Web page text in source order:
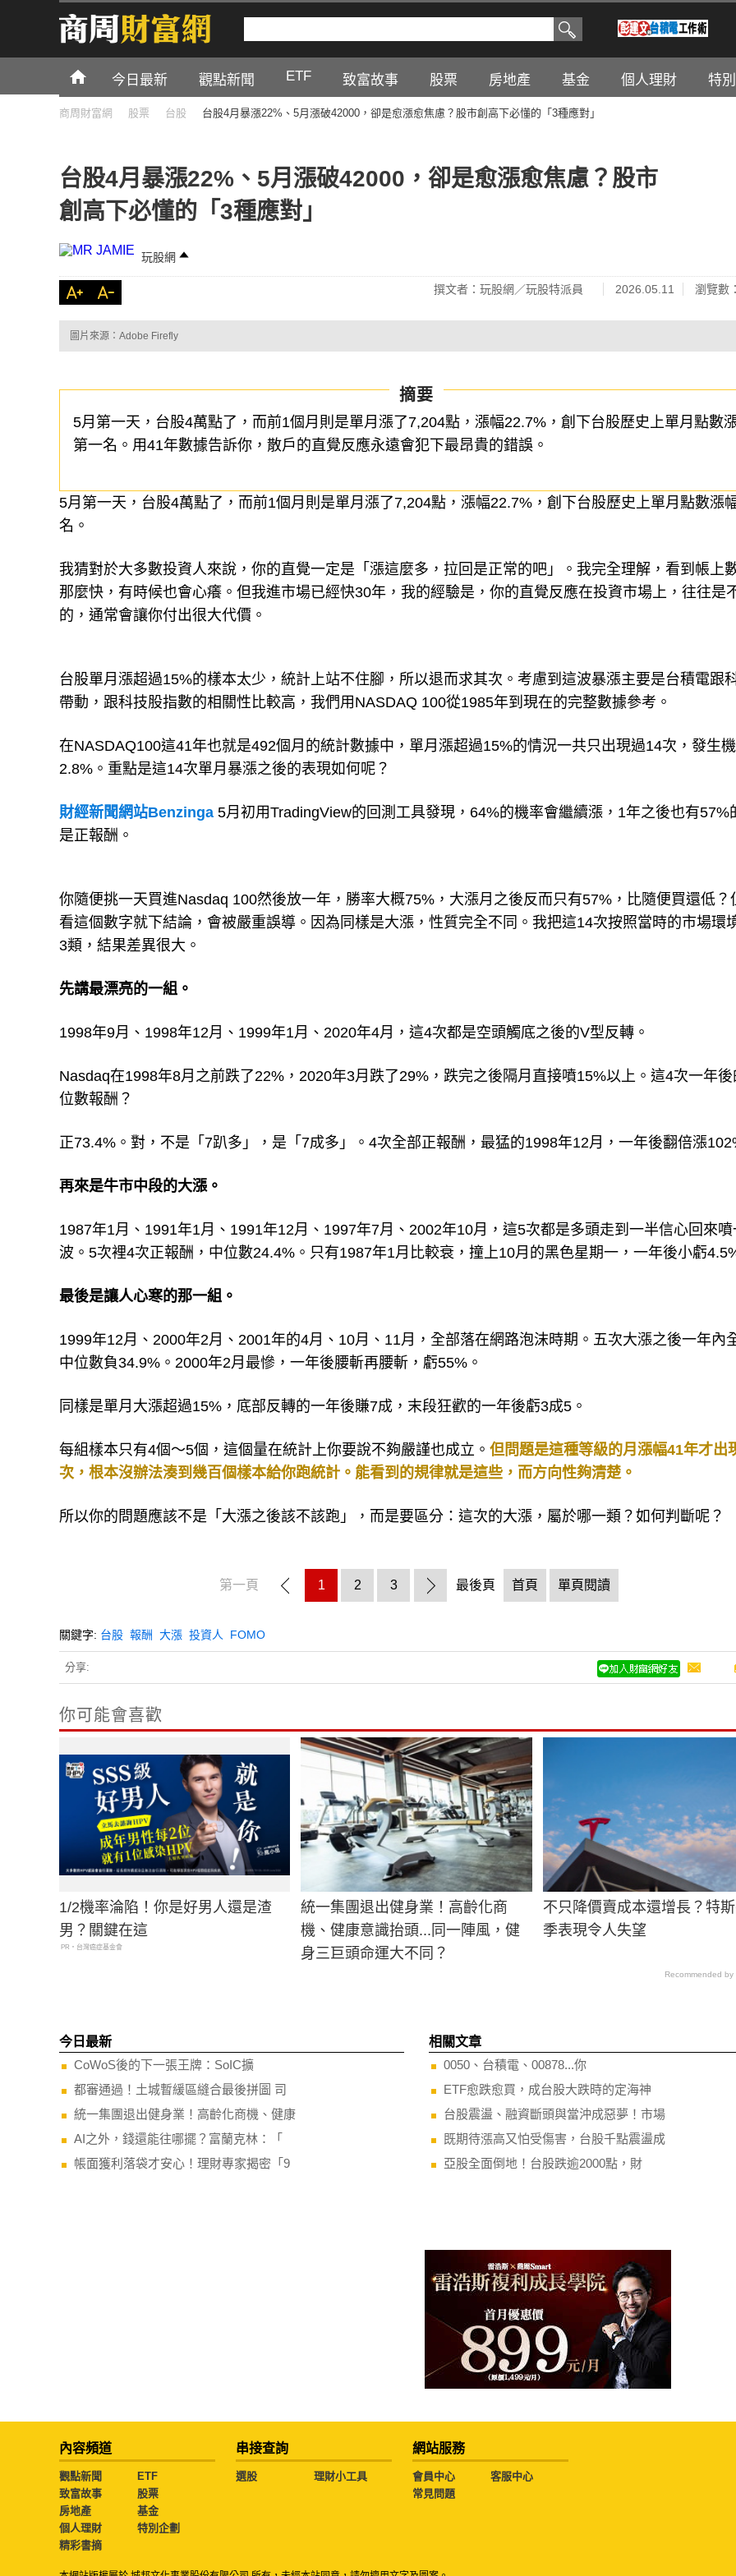
今日最新 觀點新聞 ETF 致富故事 股票 房地產 基金 個人理財 特
商周財富網 股票 台股 台股4月暴漲22%、5月漲破42000，卻是愈漲愈焦慮？股市創高下必懂的「3種應對」
台股4月暴漲22%、5月漲破42000，卻是愈漲愈焦慮？股市
創高下必懂的「3種應對」
玩股網
撰文者：玩股網／玩股特派員 2026.05.11 瀏覽數
圖片來源：Adobe Firefly
摘要
5月第一天，台股4萬點了，而前1個月則是單月漲了7,204點，漲幅22.7%，創下台股歷史上單月點數
第一名。用41年數據告訴你，散戶的直覺反應永遠會犯下最昂貴的錯誤。
5月第一天，台股4萬點了，而前1個月則是單月漲了7,204點，漲幅22.7%，創下台股歷史上單月點數漲
名。
我猜對於大多數投資人來說，你的直覺一定是「漲這麼多，拉回是正常的吧」。我完全理解，看到帳上
那麼快，有時候也會心癢。但我進市場已經快30年，我的經驗是，你的直覺反應在投資市場上，往往是
的，通常會讓你付出很大代價。
台股單月漲超過15%的樣本太少，統計上站不住腳，所以退而求其次。考慮到這波暴漲主要是台積電跟
帶動，跟科技股指數的相關性比較高，我們用NASDAQ 100從1985年到現在的完整數據參考。
在NASDAQ100這41年也就是492個月的統計數據中，單月漲超過15%的情況一共只出現過14次，發生
2.8%。重點是這14次單月暴漲之後的表現如何呢？
財經新聞網站Benzinga 5月初用TradingView的回測工具發現，64%的機率會繼續漲，1年之後也有57%
是正報酬。
你隨便挑一天買進Nasdaq 100然後放一年，勝率大概75%，大漲月之後反而只有57%，比隨便買還低？
看這個數字就下結論，會被嚴重誤導。因為同樣是大漲，性質完全不同。我把這14次按照當時的市場環
3類，結果差異很大。
先講最漂亮的一組。
1998年9月、1998年12月、1999年1月、2020年4月，這4次都是空頭觸底之後的V型反轉。
Nasdaq在1998年8月之前跌了22%，2020年3月跌了29%，跌完之後隔月直接噴15%以上。這4次一年後
位數報酬？
正73.4%。對，不是「7趴多」，是「7成多」。4次全部正報酬，最猛的1998年12月，一年後翻倍漲
再來是牛市中段的大漲。
1987年1月、1991年1月、1991年12月、1997年7月、2002年10月，這5次都是多頭走到一半信心回來噴
波。5次裡4次正報酬，中位數24.4%。只有1987年1月比較衰，撞上10月的黑色星期一，一年後小虧
最後是讓人心寒的那一組。
1999年12月、2000年2月、2001年的4月、10月、11月，全部落在網路泡沫時期。五次大漲之後一年內
中位數負34.9%。2000年2月最慘，一年後腰斬再腰斬，虧55%。
同樣是單月大漲超過15%，底部反轉的一年後賺7成，末段狂歡的一年後虧3成5。
每組樣本只有4個～5個，這個量在統計上你要說不夠嚴謹也成立。 但問題是這種等級的月漲幅41年才出
次，根本沒辦法湊到幾百個樣本給你跑統計。能看到的規律就是這些，而方向性夠清楚。
所以你的問題應該不是「大漲之後該不該跑」，而是要區分：這次的大漲，屬於哪一類？如何判斷呢？
第一頁 1 2 3 最後頁 首頁 單頁閱讀
關鍵字: 台股 報酬 大漲 投資人 FOMO
分享:
你可能會喜歡
1/2機率淪陷！你是好男人還是渣
男？關鍵在這
PR・台灣癌症基金會
統一集團退出健身業！高齡化商
機、健康意識抬頭...同一陣風，健
身三巨頭命運大不同？
不只降價賣成本還增長？特
季表現令人失望
Recommended by
今日最新
CoWoS後的下一張王牌：SoIC擴
都審通過！土城暫緩區縫合最後拼圖 司
統一集團退出健身業！高齡化商機、健康
AI之外，錢還能往哪擺？富蘭克林：「
帳面獲利落袋才安心！理財專家揭密「9
相關文章
0050、台積電、00878...你
ETF愈跌愈買，成台股大跌時的定海神
台股震盪、融資斷頭與當沖成惡夢！市場
既期待漲高又怕受傷害，台股千點震盪成
亞股全面倒地！台股跌逾2000點，財
內容頻道
觀點新聞
ETF
致富故事
股票
房地產
基金
個人理財
特別企劃
精彩書摘
串接查詢
選股 理財小工具
網站服務
會員中心
客服中心
常見問題